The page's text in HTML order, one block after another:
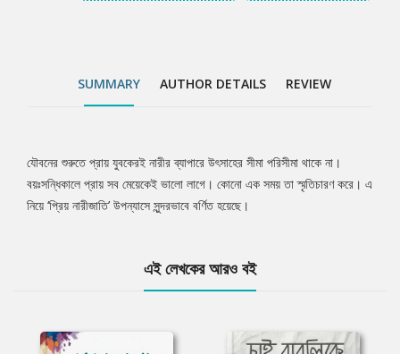
SUMMARY AUTHOR DETAILS REVIEW
Tab
Article
যৌবনের শুরুতে প্রায় যুবকেরই নারীর ব্যাপারে উৎসাহের সীমা পরিসীমা থাকে না।
বয়ঃসন্ধিকালে প্রায় সব মেয়েকেই ভালো লাগে। কোনো এক সময় তা স্মৃতিচারণ করে। এ
নিয়ে ‘প্রিয় নারীজাতি’ উপন্যাসে সুন্দরভাবে বর্ণিত হয়েছে।
এই লেখকের আরও বই